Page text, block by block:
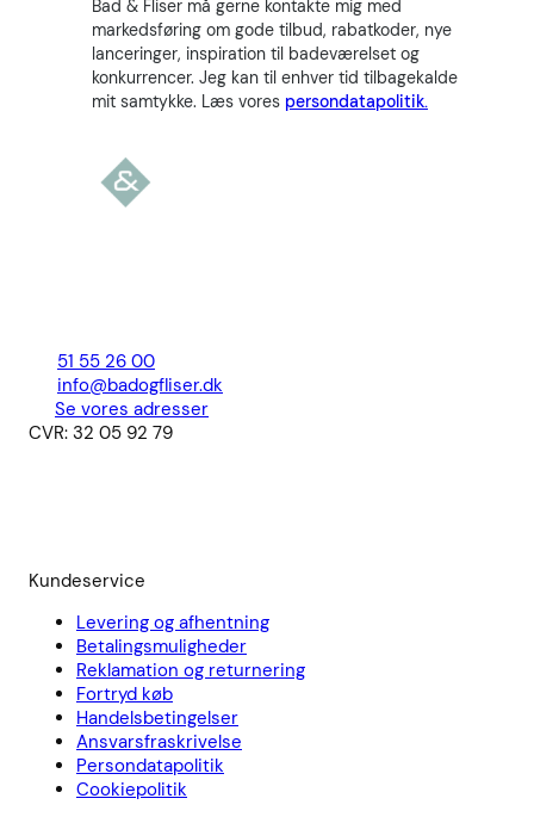
Bad & Fliser må gerne kontakte mig med
markedsføring om gode tilbud, rabatkoder, nye
lanceringer, inspiration til badeværelset og
konkurrencer. Jeg kan til enhver tid tilbagekalde
mit samtykke. Læs vores persondatapolitik.
51 55 26 00
info@badogfliser.dk
Se vores adresser
CVR: 32 05 92 79
Kundeservice
Levering og afhentning
Betalingsmuligheder
Reklamation og returnering
Fortryd køb
Handelsbetingelser
Ansvarsfraskrivelse
Persondatapolitik
Cookiepolitik